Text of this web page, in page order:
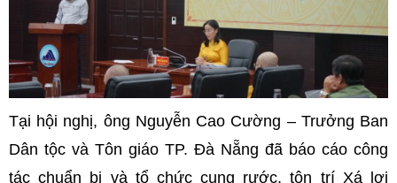
Tại hội nghị, ông Nguyễn Cao Cường – Trưởng Ban
Dân tộc và Tôn giáo TP. Đà Nẵng đã báo cáo công
tác chuẩn bị và tổ chức cung rước, tôn trí Xá lợi